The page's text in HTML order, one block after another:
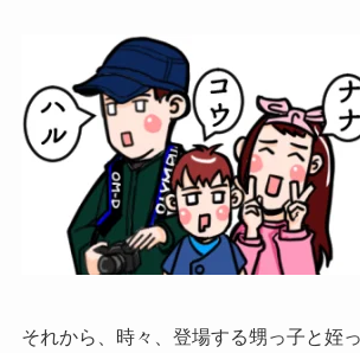
それから、時々、登場する甥っ子と姪